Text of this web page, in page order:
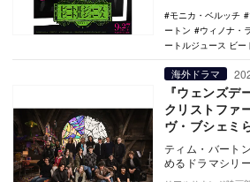
モニカ・ベルッチ
ートン
ウィノナ・
ートルジュース ビー
海外ドラマ
『ウェンズ
クリストファ
ヴ・ブシェミ
ティム・バート
めるドラマシリ
ーズン2が、